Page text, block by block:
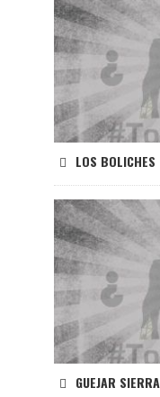
LOS BOLICHES
GUEJAR SIERRA